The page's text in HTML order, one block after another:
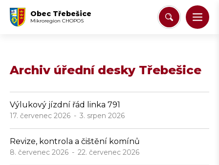
Obec Třebešice
Mikroregion CHOPOS
Archiv úřední desky Třebešice
Výlukový jízdní řád linka 791
17. červenec 2026 3. srpen 2026
Revize, kontrola a čištění komínů
8. červenec 2026 22. červenec 2026